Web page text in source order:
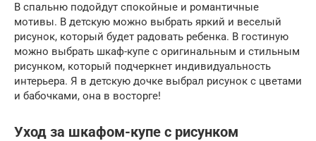
В спальню подойдут спокойные и романтичные
мотивы. В детскую можно выбрать яркий и веселый
рисунок, который будет радовать ребенка. В гостиную
можно выбрать шкаф-купе с оригинальным и стильным
рисунком, который подчеркнет индивидуальность
интерьера. Я в детскую дочке выбрал рисунок с цветами
и бабочками, она в восторге!
Уход за шкафом-купе с рисунком